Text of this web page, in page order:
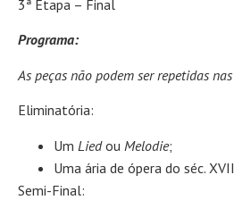
3ª Etapa – Final
Programa:
As peças não podem ser repetidas
Eliminatória:
Um Liedou Melodie;
Uma ária de ópera do séc.
Semi-Final: